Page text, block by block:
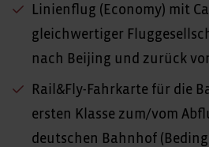
Linienflug (Economy) mit
gleichwertiger
nach Beijing und zurück
Rail&Fly-Fahrkarte für die
ersten Klasse zum/vom
deutschen Bahnhof